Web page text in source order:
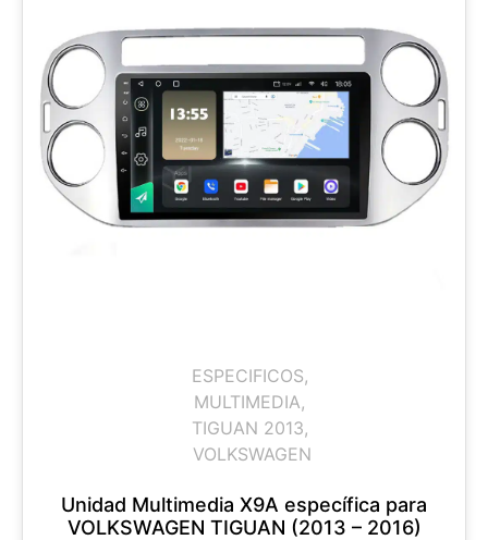
ESPECIFICOS,
MULTIMEDIA,
TIGUAN 2013,
VOLKSWAGEN
Unidad Multimedia X9A específica para
VOLKSWAGEN TIGUAN (2013 – 2016)